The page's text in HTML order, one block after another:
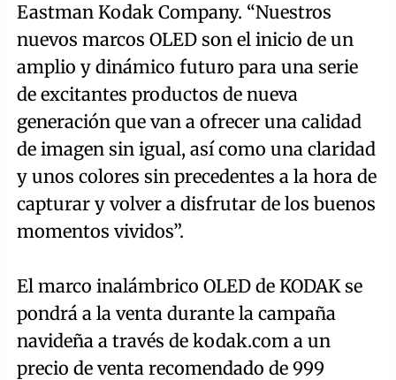
Eastman Kodak Company. “Nuestros
nuevos marcos OLED son el inicio de un
amplio y dinámico futuro para una serie
de excitantes productos de nueva
generación que van a ofrecer una calidad
de imagen sin igual, así como una claridad
y unos colores sin precedentes a la hora de
capturar y volver a disfrutar de los buenos
momentos vividos”.
El marco inalámbrico OLED de KODAK se
pondrá a la venta durante la campaña
navideña a través de kodak.com a un
precio de venta recomendado de 999